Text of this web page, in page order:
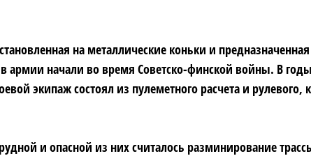
на металлические коньки и
армии начали во время Советско-финской войны. В
экипаж состоял из пулеметного расчета и
и опасной из них считалось разминирование